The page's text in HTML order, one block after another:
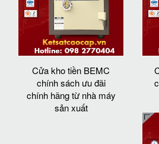
Cửa kho tiền BEMC
chính sách ưu đãi
chính hãng từ nhà máy
sản xuất